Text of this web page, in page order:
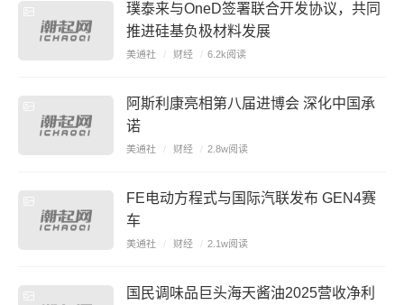
璞泰来与OneD签署联合开发协议，共同
推进硅基负极材料发展
美通社 / 财经 / 6.2k阅读
阿斯利康亮相第八届进博会 深化中国承
诺
美通社 / 财经 / 2.8w阅读
FE电动方程式与国际汽联发布 GEN4赛
车
美通社 / 财经 / 2.1w阅读
国民调味品巨头海天酱油2025营收净利